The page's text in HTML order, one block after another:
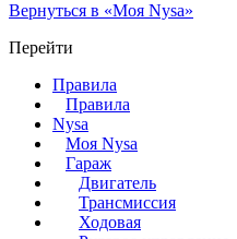
Вернуться в «Моя Nysa»
Перейти
Правила
Правила
Nysa
Моя Nysa
Гараж
Двигатель
Трансмиссия
Ходовая